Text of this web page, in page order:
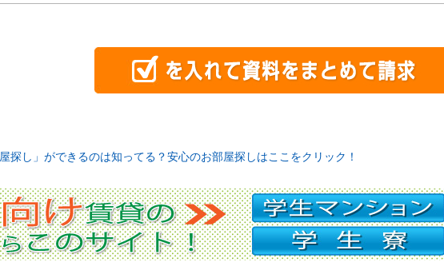
探し」ができるのは知ってる？安心のお部屋探しはここをクリック！